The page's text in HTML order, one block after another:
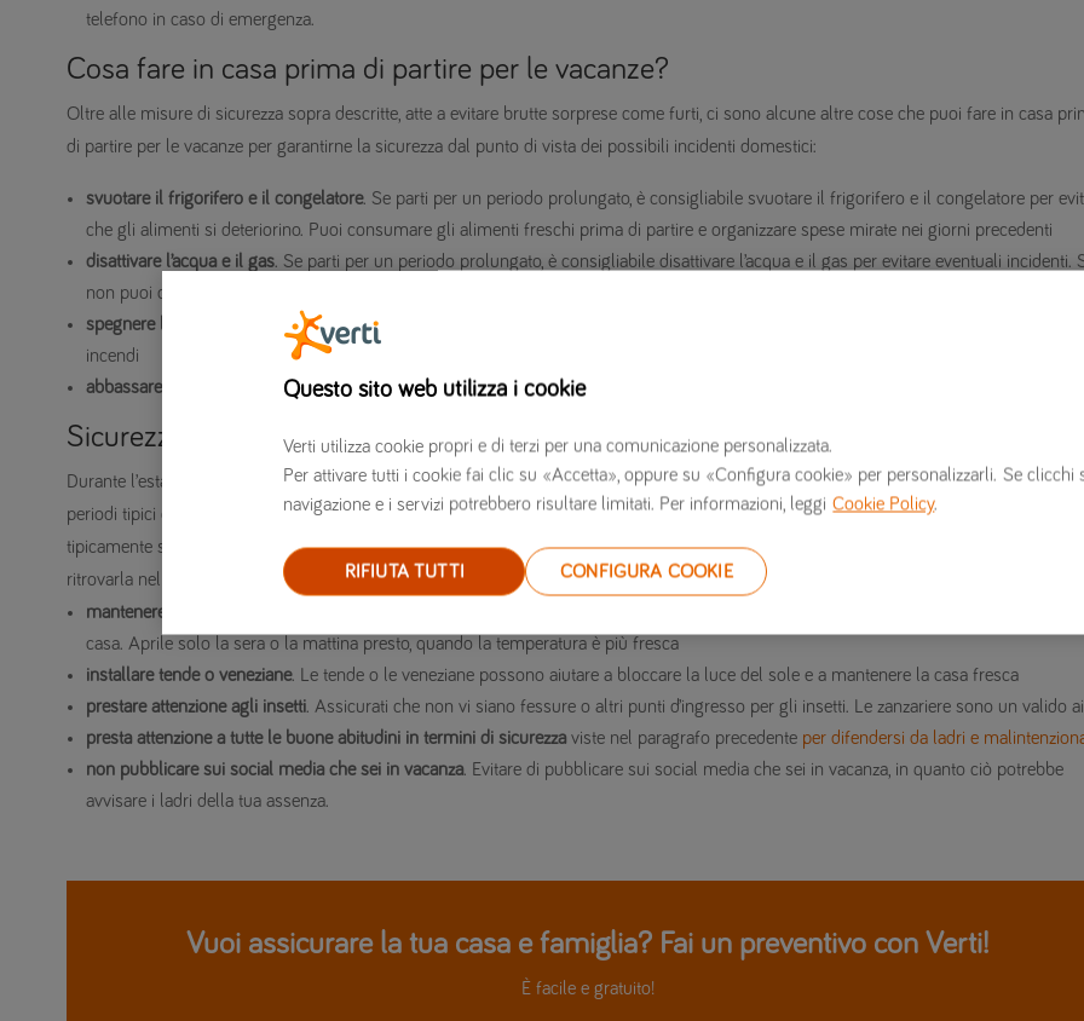
telefono in caso di emergenza.
Cosa fare in casa prima di partire per le vacanze?
Oltre alle misure di sicurezza sopra descritte, atte a evitare brutte sorprese come furti, ci sono alcune altre cose che puoi fare in casa
di partire per le vacanze per garantirne la sicurezza dal punto di vista dei possibili incidenti domestici:
svuotare il frigorifero e il congelatore. Se parti per un periodo prolungato, è consigliabile svuotare il frigorifero e il congelatore per
che gli alimenti si deteriorino. Puoi consumare gli alimenti freschi prima di partire e organizzare spese mirate nei giorni precedenti
disattivare l’acqua e il gas. Se parti per un periodo prolungato, è consigliabile disattivare l’acqua e il gas per evitare eventuali incidenti.
non puoi disattivarli completamente, chiudi almeno i rubinetti principali e le valvole del gas
spegnere le luci e gli elettrodomestici. Spegni tutte le luci e gli elettrodomestici che non usi per risparmiare energia e prevenire
incendi
abbassare le tapparelle
. Abbassare le tapparelle aiuta a tenere la casa fresca in estate oltre che a proteggerla dai ladri.
Sicurezza casa in estate
Durante l’estate, ci sono alcune precauzioni aggiuntive che puoi prendere per la sicurezza della tua casa. L’estate, infatti, soprattutto nei
periodi tipici delle ferie, le case e gli appartamenti di città sono prese particolarmente di mira dai malintenzionati. Inoltre, è il periodo in
tipicamente si fanno viaggi più lunghi ed è necessario fare attenzione anche alle condizioni atmosferiche per poter fare ritorno a casa e
ritrovarla nelle migliori condizioni. Quindi ti consigliamo di:
mantenere le finestre chiuse durante il giorno
casa. Aprile solo la sera o la mattina presto, quando la temperatura è più fresca
installare tende o veneziane. Le tende o le veneziane possono aiutare a bloccare la luce del sole e a mantenere la casa fresca
prestare attenzione agli insetti. Assicurati che non vi siano fessure o altri punti d’ingresso per gli insetti. Le zanzariere sono un valido
presta attenzione a tutte le buone abitudini in termini di sicurezzaviste nel paragrafo precedente per difendersi da ladri e
non pubblicare sui social media che sei in vacanza. Evitare di pubblicare sui social media che sei in vacanza, in quanto ciò potrebbe
avvisare i ladri della tua assenza.
Vuoi assicurare la tua casa e famiglia? Fai un preventivo con Verti!
È facile e gratuito!
Questo sito web utilizza i cookie
Verti utilizza cookie propri e di terzi per una comunicazione personalizzata.
Per attivare tutti i cookie fai clic su «Accetta», oppure su «Configura cookie» per personalizzarli. Se
navigazione e i servizi potrebbero risultare limitati. Per informazioni, leggiCookie Policy.
CONFIGURA COOKIE
RIFIUTA TUTTI